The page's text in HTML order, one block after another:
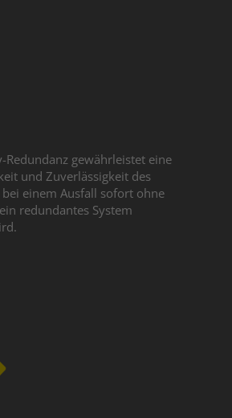
Redundanz gewährleistet eine
und Zuverlässigkeit des
einem Ausfall sofort ohne
redundantes System